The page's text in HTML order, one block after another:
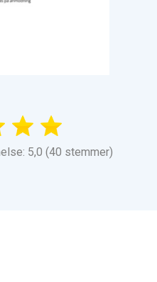
5,0 (40 stemmer)